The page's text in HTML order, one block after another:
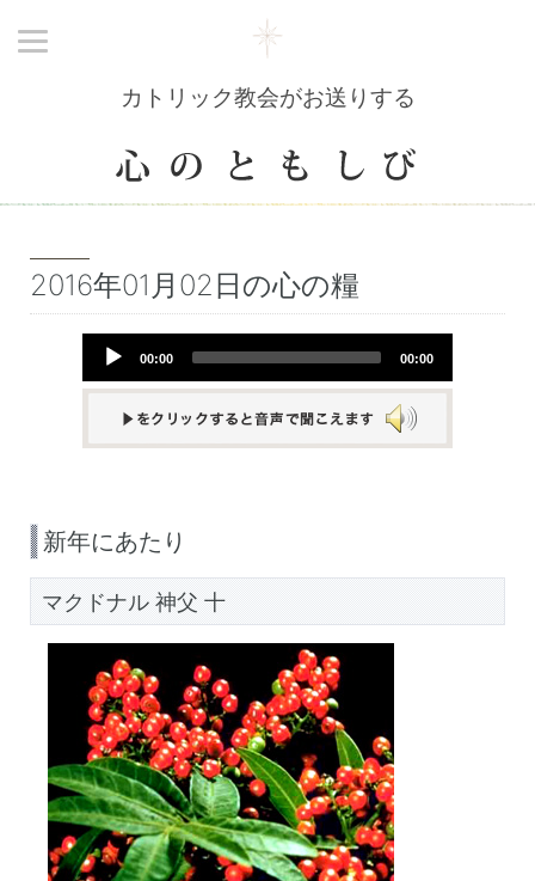
カトリック教会がお送りする
2016年01月02日の心の糧
Audio
00:00 00:00
新年にあたり
マクドナル 神父 十